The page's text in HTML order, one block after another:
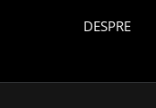
DESPRE